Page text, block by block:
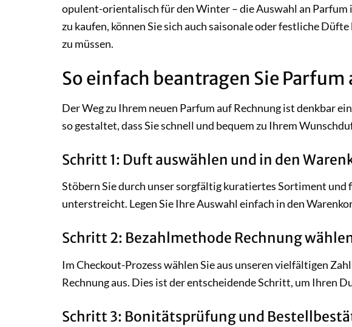
opulent-orientalisch für den Winter – die Auswahl an
zu kaufen, können Sie sich auch saisonale oder festliche
zu müssen.
So einfach beantragen Sie
Der Weg zu Ihrem neuen Parfum auf Rechnung ist denkbar
so gestaltet, dass Sie schnell und bequem zu Ihrem
Schritt 1: Duft auswählen und in den
Stöbern Sie durch unser sorgfältig kuratiertes Sortiment und
unterstreicht. Legen Sie Ihre Auswahl einfach in den
Schritt 2: Bezahlmethode Rechnung
Im Checkout-Prozess wählen Sie aus unseren vielfältigen
Rechnung aus. Dies ist der entscheidende Schritt, um Ihren
Schritt 3: Bonitätsprüfung und